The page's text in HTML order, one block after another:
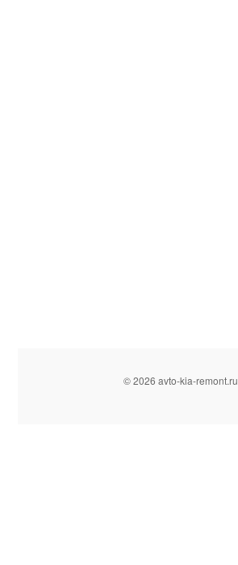
© 2026 avto-kia-remont.ru